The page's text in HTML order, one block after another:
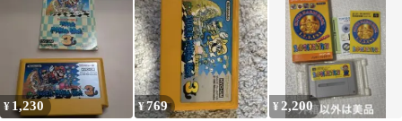
¥ 1,230 ¥769 ¥2,200